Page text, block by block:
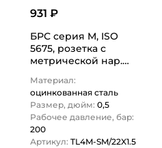
931 ₽
БРС серия M, ISO
5675, розетка с
метрической нар.
сталь, 1/2 in TL4M-
SM/22X1.5…
Материал:
оцинкованная сталь
Размер, дюйм: 0,5
Рабочее давление, бар:
200
Артикул: TL4M-SM/22X1.5